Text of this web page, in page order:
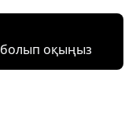
болып оқыңыз